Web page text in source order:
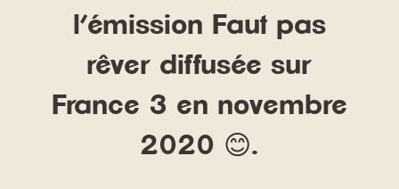
l’émission Faut pas
rêver diffusée sur
France 3 en novembre
2020 😊.